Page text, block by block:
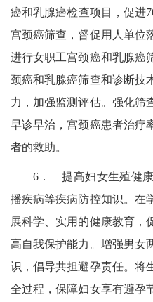
癌和乳腺癌检查项目，促进
宫颈癌筛查，督促用人单位
进行女职工宫颈癌和乳腺癌
颈癌和乳腺癌筛查和诊断技
力，加强监测评估。强化筛
早诊早治，宫颈癌患者治疗
者的救助。
6．提高妇女生殖健
播疾病等疾病防控知识。在
展科学、实用的健康教育，
高自我保护能力。增强男女
识，倡导共担避孕责任。将
全过程，保障妇女享有避孕